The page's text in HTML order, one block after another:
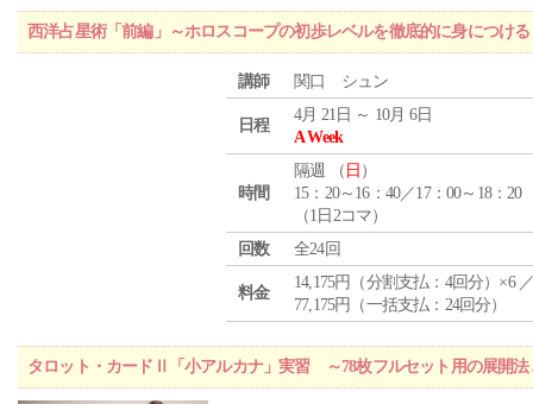
西洋占星術「前編」～ホロスコープの初歩レベルを徹底的に身につける
講師 関口 シュン
日程
4月 21日 ～ 10月 6日
A Week
時間
隔週 （ 日 ）
15：20～16：40／17：00～18：20
（1日2コマ）
回数
全24回
料金
14,175円（分割支払：4回分）×6
77,175円（一括支払：24回分）
タロット・カードⅡ「小アルカナ」実習 ～78枚フルセット用の展開法